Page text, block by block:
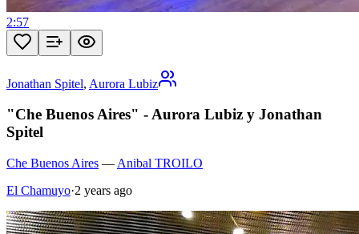
2:57
Jonathan Spitel, Aurora Lubiz
"Che Buenos Aires" - Aurora Lubiz y Jonathan
Spitel
Che Buenos Aires — Anibal TROILO
El Chamuyo·2 years ago